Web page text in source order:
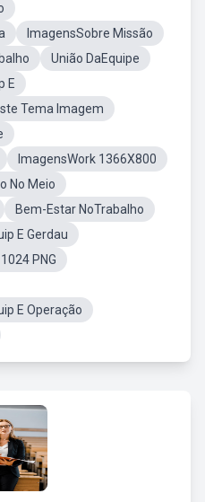
ImagensSobre Missão
União DaEquipe
E
Tema Imagem
ImagensWork 1366X800
No Meio
Bem-Estar NoTrabalho
E Gerdau
PNG
E Operação